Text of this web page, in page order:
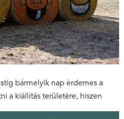
bármelyik nap érdemes a
a kiállítás területére, hiszen